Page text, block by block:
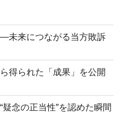
未来につながる当方敗訴
得られた「成果」を公開
念の正当性”を認めた瞬間